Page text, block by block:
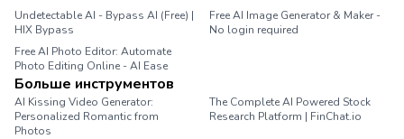
Undetectable AI - Bypass AI (Free) |
HIX Bypass
Free AI Image Generator & Maker -
No login required
Free AI Photo Editor: Automate
Photo Editing Online - AI Ease
Больше инструментов
AI Kissing Video Generator:
Personalized Romantic from
Photos
The Complete AI Powered Stock
Research Platform | FinChat.io